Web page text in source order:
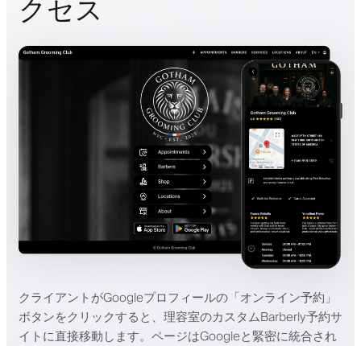
クセス
クライアントがGoogleプロフィールの「オンライン予約」
ボタンをクリックすると、理容室のカスタムBarberly予約サ
イトに直接移動します。ページはGoogleと緊密に統合され